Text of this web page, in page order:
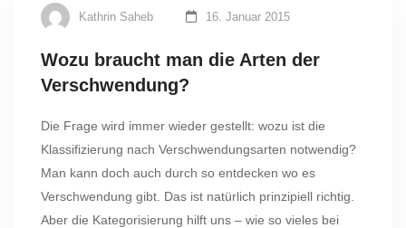
Kathrin Saheb 16. Januar 2015
Wozu braucht man die Arten der
Verschwendung?
Die Frage wird immer wieder gestellt: wozu ist die
Klassifizierung nach Verschwendungsarten notwendig?
Man kann doch auch durch so entdecken wo es
Verschwendung gibt. Das ist natürlich prinzipiell richtig.
Aber die Kategorisierung hilft uns – wie so vieles bei